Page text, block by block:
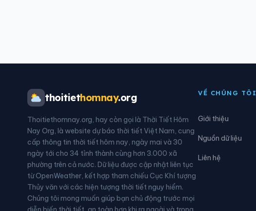
thoitiethomnay.org
Thoitiethomnay.org, hay còn gọi là Thời Tiết Hôm
Nay Org, là website dự báo thời tiết Việt Nam, cung
cấp thông tin thời tiết hôm nay, ngày mai và 30
ngày tới cho 34 tỉnh thành cùng hơn 3.000 xã
phường trên cả nước. Dữ liệu được cập nhật liên tục
từ OpenWeather, kết hợp tham chiếu Cục Khí tượng
Thủy văn với các hiện tượng thời tiết nguy hiểm.
Chúng tôi mong muốn giúp bạn chủ động trước mọi
VỀ CHÚNG TÔI
Giới thiệu
Nguồn dữ liệu
Liên hệ